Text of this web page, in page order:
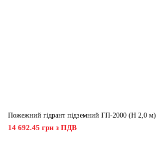
Пожежний гідрант підземний ГП-2000 (H 2,0 м)
14 692.45 грн з ПДВ